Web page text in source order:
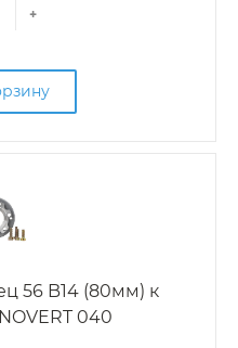
+
56 B14 (80мм) к
040